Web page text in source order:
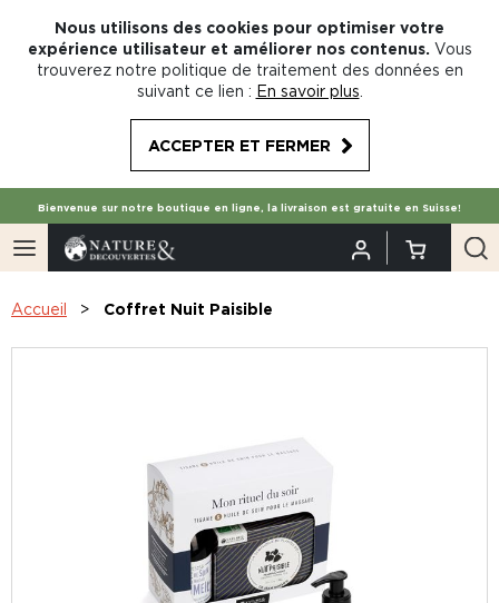
Nous utilisons des cookies pour optimiser votre
expérience utilisateur et améliorer nos contenus. Vous
trouverez notre politique de traitement des données en
suivant ce lien : En savoir plus
ACCEPTER ET FERMER
Bienvenue sur notre boutique en ligne, la livraison est gratuite en Suisse!
Accueil Coffret Nuit Paisible